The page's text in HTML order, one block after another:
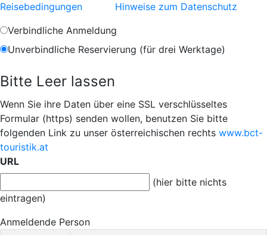
Reisebedingungen
Hinweise zum Datenschutz
Verbindliche Anmeldung
Unverbindliche Reservierung (für drei Werktage)
Wenn Sie ihre Daten über eine SSL verschlüsseltes
Formular (https) senden wollen, benutzen Sie bitte
folgenden Link zu unser österreichischen rechts www.bct-
touristik.at
Bitte Leer lassen
URL
(hier bitte nichts
eintragen)
Anmeldende Person